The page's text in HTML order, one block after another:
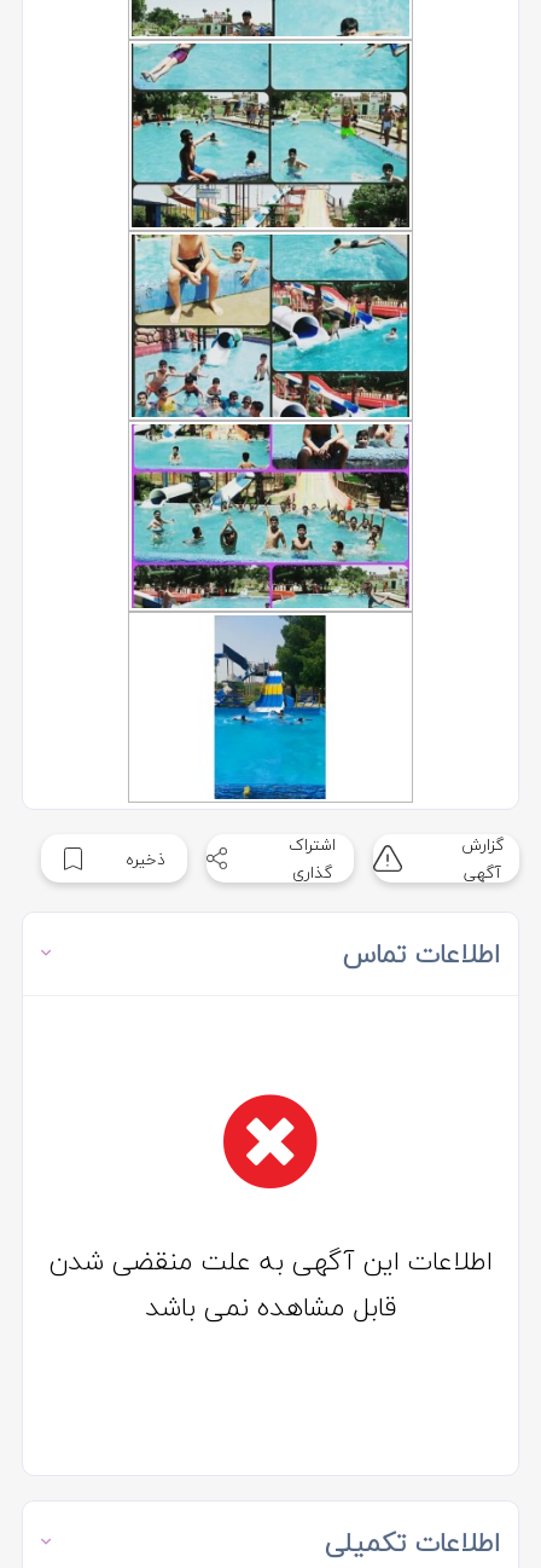
گزارش
آگهی
اشتراک
گذاری
ذخیره
اطلاعات تماس
اطلاعات این آگهی به علت منقضی شدن
قابل مشاهده نمی باشد
اطلاعات تکمیلی